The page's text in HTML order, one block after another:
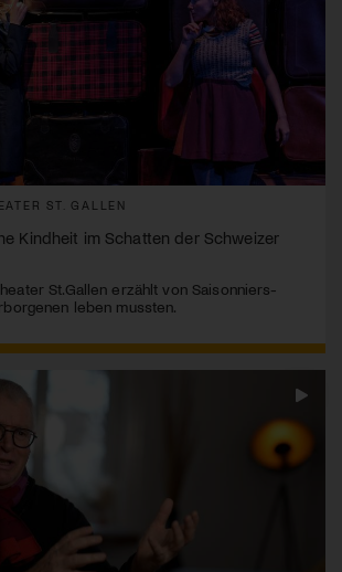
ST. GALLEN
Kindheit im Schatten der Schweizer
St.Gallen erzählt von Saisonniers-
leben mussten.